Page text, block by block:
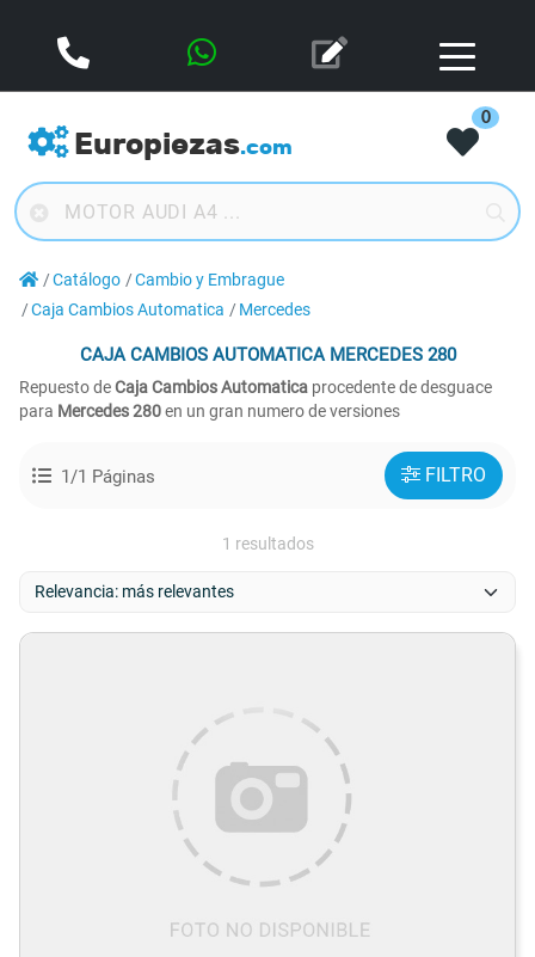
Europiezas.com
0
Catálogo
Cambio y Embrague
Caja Cambios Automatica
Mercedes
CAJA CAMBIOS AUTOMATICAMERCEDES 280
Repuesto deCaja Cambios Automatica procedente de desguace
para Mercedes 280en un gran numero de versiones
1/1 Páginas FILTRO
1 resultados